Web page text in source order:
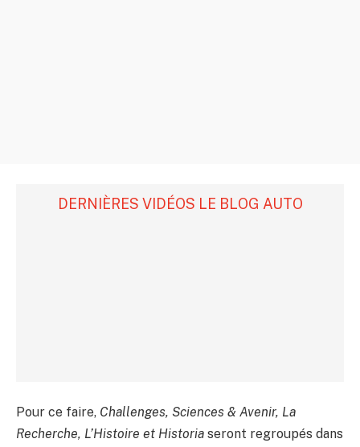
DERNIÈRES VIDÉOS LE BLOG AUTO
Pour ce faire, Challenges, Sciences & Avenir, La
Recherche, L’Histoire et Historia seront regroupés dans